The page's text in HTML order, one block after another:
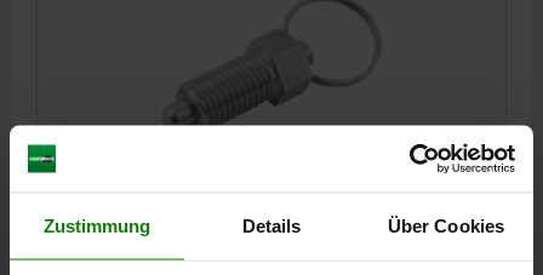
Zustimmung Details Über Cookies
ARRETIERBOLZEN OHNE RASTNUT GR.0 D1=M08X1,
BOLZENDURCHMESSER=4